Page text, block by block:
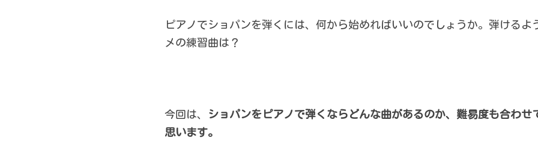
ピアノでショパンを弾くには、何から始めればいいのでしょうか。弾けるよ
メの練習曲は？
今回は、
ショパンをピアノで弾くならどんな曲があるのか、難易度も合わせ
思います。